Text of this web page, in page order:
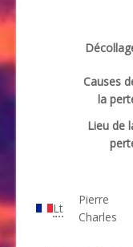
Causes
la
Lieu de
Lt
Pierre
Charles